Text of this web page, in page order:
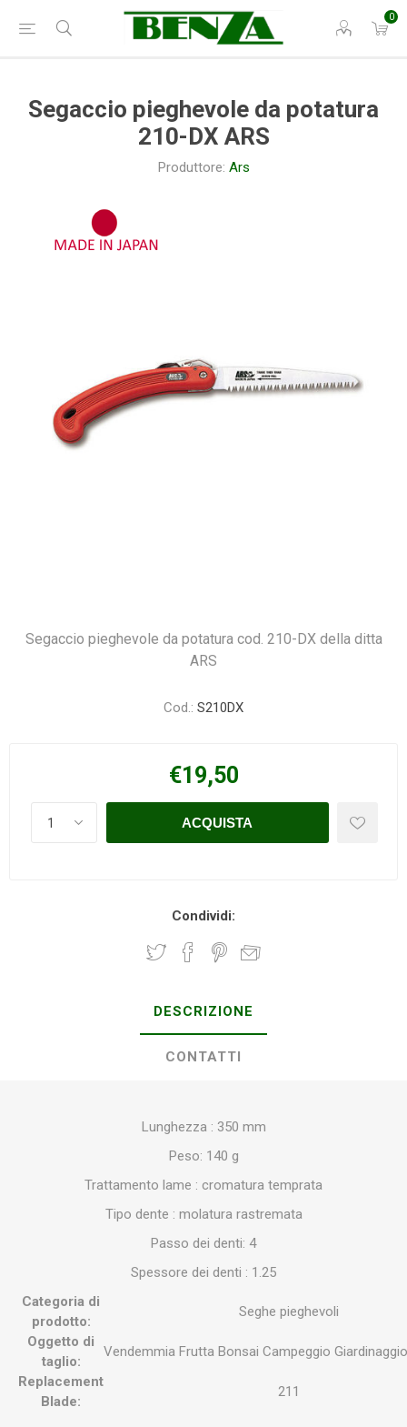
0
Segaccio pieghevole da potatura
210-DX ARS
Produttore: Ars
Segaccio pieghevole da potatura cod. 210-DX della ditta
ARS
Cod.: S210DX
€19,50
Condividi:
DESCRIZIONE
CONTATTI
Lunghezza : 350 mm
Peso: 140 g
Trattamento lame : cromatura temprata
Tipo dente : molatura rastremata
Passo dei denti: 4
Spessore dei denti : 1.25
Categoria di
prodotto:
Seghe pieghevoli
Oggetto di
taglio:
Vendemmia Frutta Bonsai Campeggio Giardinaggio
Replacement
Blade:
211